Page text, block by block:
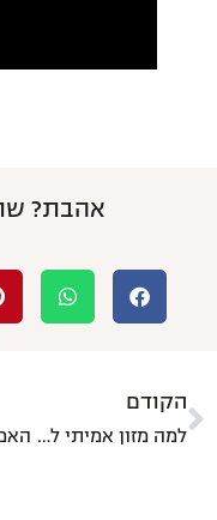
אהבת?
הקודם
למה מזון אמיתי לא עולה לך יקר